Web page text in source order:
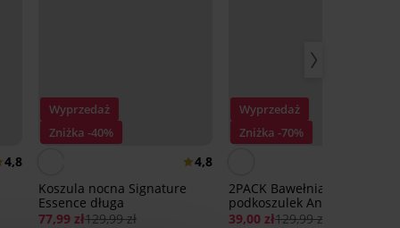
4,8
Wyprzedaż
Zniżka -40%
4,8
Koszula nocna Signature
Essence długa
77,99 zł129,99 zł
Wyprzedaż
Zniżka -70%
2PACK Bawełniany
podkoszulek Angel
39,00 zł129,99 zł